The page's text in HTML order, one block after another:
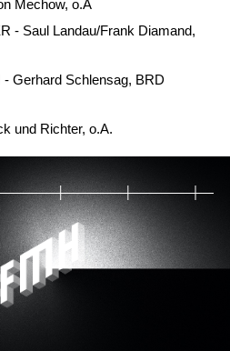
Mechow, o.A
- Saul Landau/Frank Diamand,
Gerhard Schlensag, BRD
und Richter, o.A.